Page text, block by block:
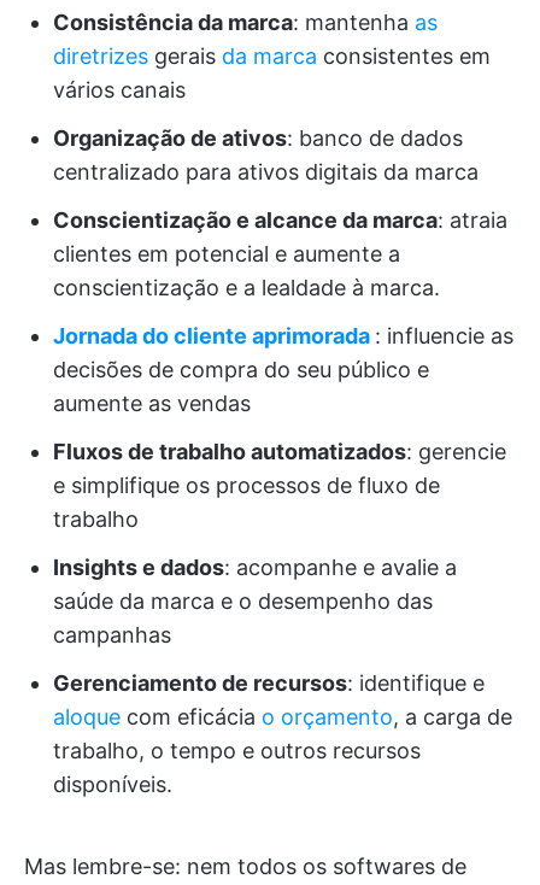
Consistência da marca: mantenha as
diretrizes gerais da marca consistentes em
vários canais
Organização de ativos: banco de dados
centralizado para ativos digitais da marca
Conscientização e alcance da marca: atraia
clientes em potencial e aumente a
conscientização e a lealdade à marca.
Jornada do cliente aprimorada : influencie as
decisões de compra do seu público e
aumente as vendas
Fluxos de trabalho automatizados: gerencie
e simplifique os processos de fluxo de
trabalho
Insights e dados: acompanhe e avalie a
saúde da marca e o desempenho das
campanhas
Gerenciamento de recursos: identifique e
aloque com eficácia o orçamento, a carga de
trabalho, o tempo e outros recursos
disponíveis.
Mas lembre-se: nem todos os softwares de